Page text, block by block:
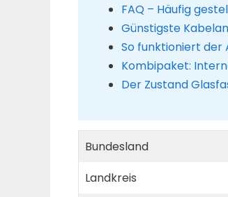
FAQ – Häufig
Günstigste
So funktioniert
Kombipaket:
Der Zustand
Bundesland
Landkreis